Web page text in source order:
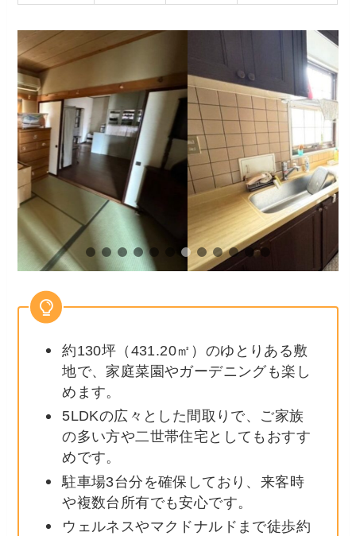
約130坪（431.20㎡）のゆとりある敷
地で、家庭菜園やガーデニングも楽し
めます。
5LDKの広々とした間取りで、ご家族
の多い方や二世帯住宅としてもおすす
めです。
駐車場3台分を確保しており、来客時
や複数台所有でも安心です。
ウェルネスやマクドナルドまで徒歩約